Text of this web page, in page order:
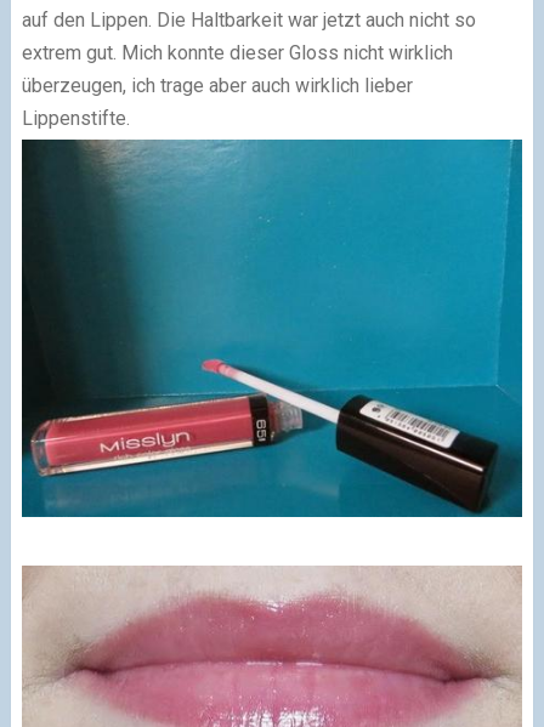
auf den Lippen. Die Haltbarkeit war jetzt auch nicht so
extrem gut. Mich konnte dieser Gloss nicht wirklich
überzeugen, ich trage aber auch wirklich lieber
Lippenstifte.